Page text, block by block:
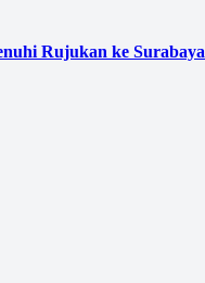
Rujukan ke Surabaya